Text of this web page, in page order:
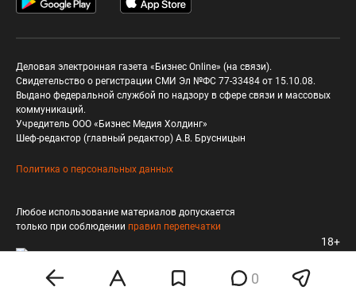
0
Деловая электронная газета «Бизнес Online» (на связи).
Свидетельство о регистрации СМИ Эл №ФС 77-33484 от 15.10.08.
Выдано федеральной службой по надзору в сфере связи и массовых
коммуникаций.
Учредитель ООО «Бизнес Медия Холдинг»
Шеф-редактор (главный редактор) А.В. Брусницын
Политика о персональных данных
Любое использование материалов допускается
только при соблюдении правил перепечатки
18+